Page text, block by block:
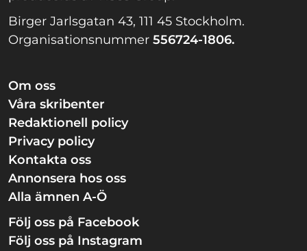
Birger Jarlsgatan 43, 111 45 Stockholm.
Organisationsnummer 556724-1806.
Om oss
Våra skribenter
Redaktionell policy
Privacy policy
Kontakta oss
Annonsera hos oss
Alla ämnen A-Ö
Följ oss på Facebook
Följ oss på Instagram